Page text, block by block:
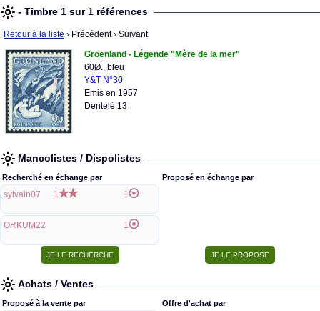
- Timbre 1 sur 1 références
Retour à la liste › Précédent› Suivant
Gröenland - Légende "Mère de la mer"
60Ø., bleu
Y&T N°30
Emis en 1957
Dentelé 13
Mancolistes / Dispolistes
Recherché en échange par
sylvain07 1 1
ORKUM22 1
Proposé en échange par
Achats / Ventes
Proposé à la vente par Offre d'achat par